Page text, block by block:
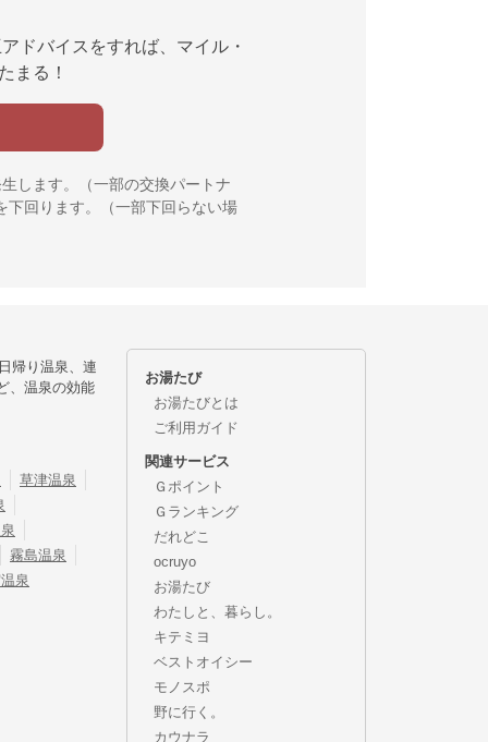
ドバイスをすれば、マイル・
まる！
します。（一部の交換パートナ
下回ります。（一部下回らない場
帰り温泉、連
、温泉の効能
草津温泉
霧島温泉
泉
お湯たび
お湯たびとは
ご利用ガイド
関連サービス
Ｇポイント
Ｇランキング
だれどこ
ocruyo
お湯たび
わたしと、暮らし。
キテミヨ
ベストオイシー
モノスポ
野に行く。
カウナラ